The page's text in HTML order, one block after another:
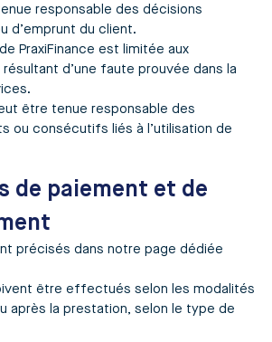
responsable des décisions
d’emprunt du client.
PraxiFinance est limitée aux
d’une faute prouvée dans la
être tenue responsable des
ou consécutifs liés à l’utilisation de
de paiement et de
précisés dans notre page dédiée
être effectués selon les modalités
après la prestation, selon le type de